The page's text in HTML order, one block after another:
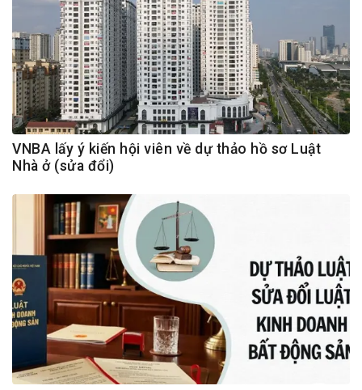
VNBA lấy ý kiến hội viên về dự thảo hồ sơ Luật
Nhà ở (sửa đổi)